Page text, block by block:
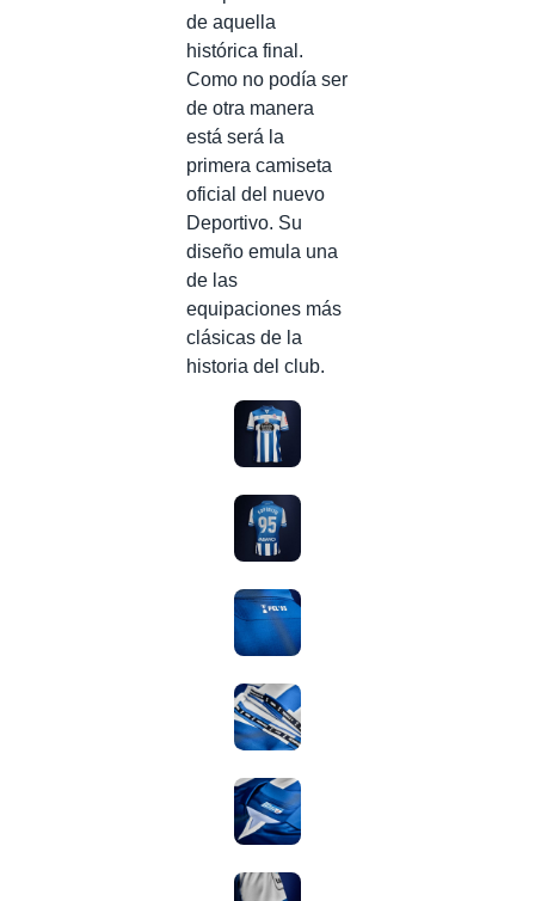
de aquella
histórica final.
Como no podía ser
de otra manera
está será la
primera camiseta
oficial del nuevo
Deportivo. Su
diseño emula una
de las
equipaciones más
clásicas de la
historia del club.